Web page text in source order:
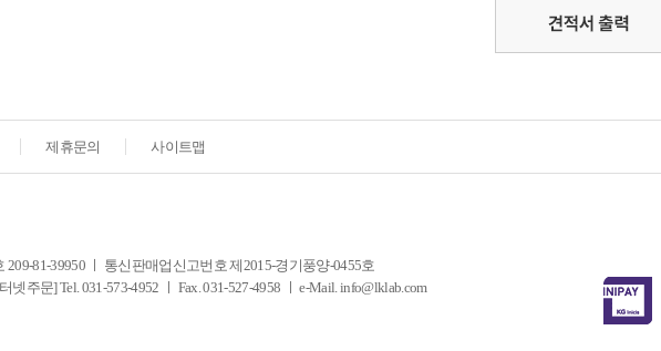
제휴문의 사이트맵
81-39950 ㅣ 통신판매업신고번호 제2015-경기풍양-0455호
주문] Tel. 031-573-4952 ㅣ Fax. 031-527-4958 ㅣ e-Mail. info@lklab.com